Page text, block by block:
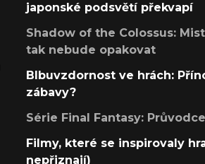
japonské podsvětí překvapí
Shadow of the Colossus:
tak nebude opakovat
Blbuvzdornost ve hrách:
zábavy?
Série Final Fantasy:
Filmy, které se inspirovaly
nepřiznají)